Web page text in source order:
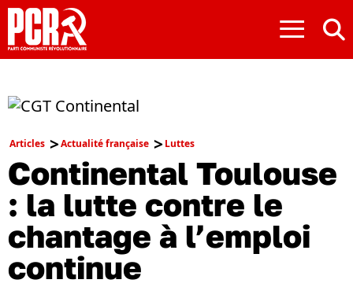
≡
Articles Actualité française Luttes
Continental Toulouse
: la lutte contre le
chantage à l’emploi
continue